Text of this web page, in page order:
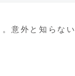
意外と知らな